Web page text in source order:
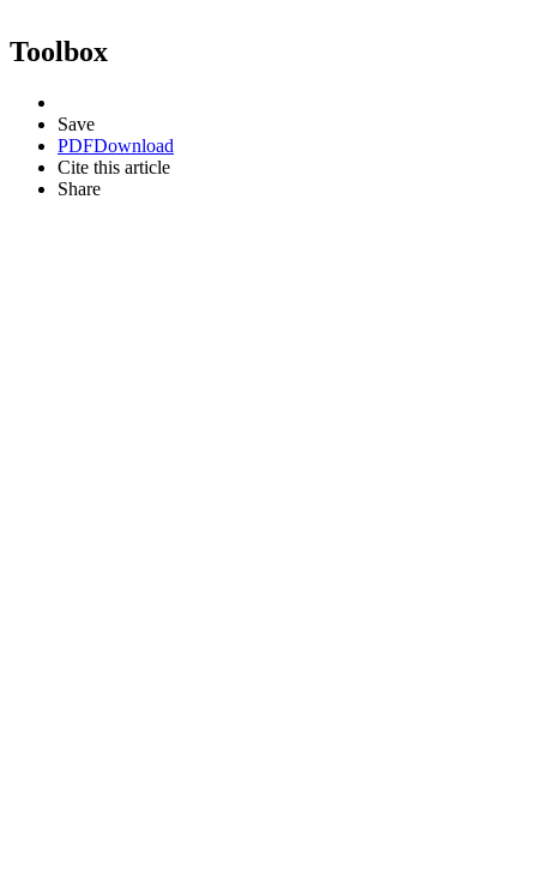
Toolbox
Save
PDFDownload
Cite this article
Share